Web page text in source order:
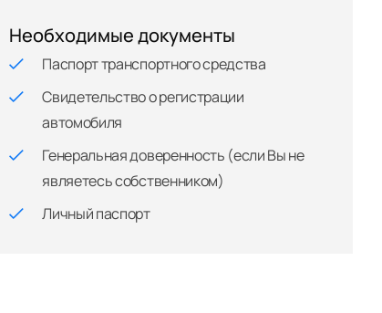
Необходимые документы
Паспорт транспортного средства
Свидетельство о регистрации
автомобиля
Генеральная доверенность (если Вы не
являетесь собственником)
Личный паспорт